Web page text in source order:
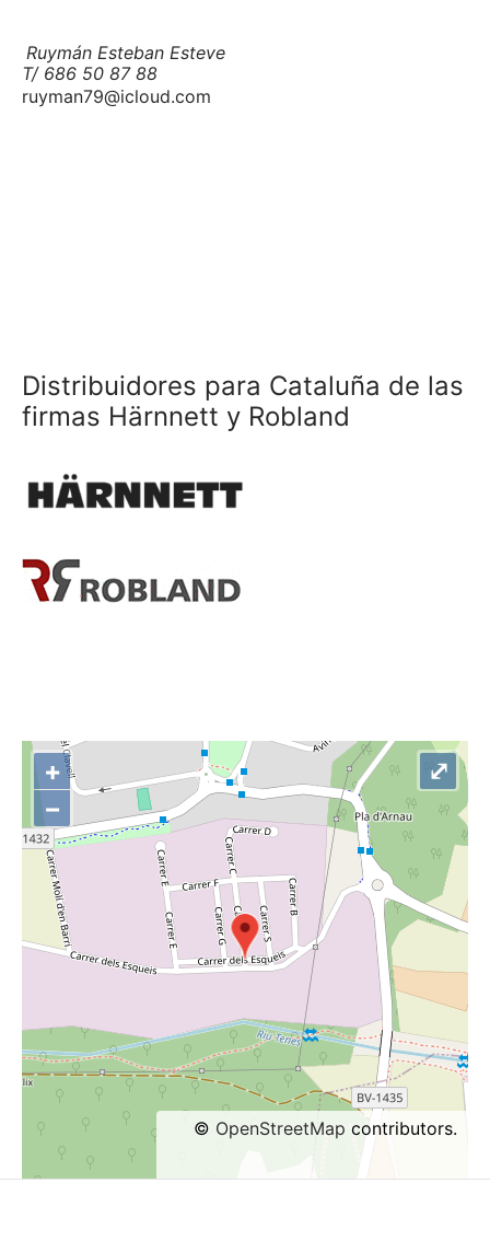
Ruymán Esteban Esteve
T/ 686 50 87 88
ruyman79@icloud.com
Distribuidores para Cataluña de las
firmas Härnnett y Robland
+
−
© OpenStreetMap contributors.
⤢